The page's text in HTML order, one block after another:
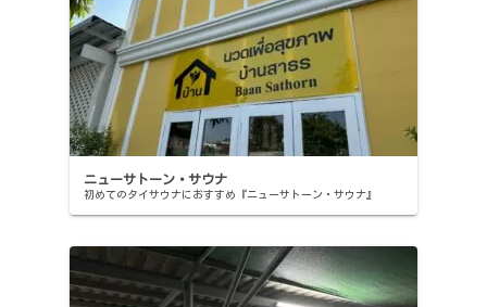
ニューサトーン・サウナ
初めてのタイサウナにおすすめ『ニューサトーン・サウナ』